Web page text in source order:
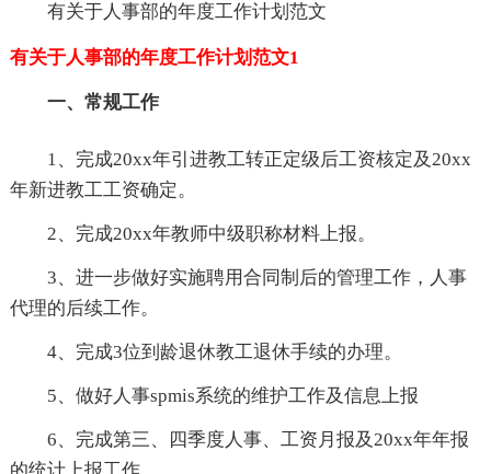
有关于人事部的年度工作计划范文
有关于人事部的年度工作计划范文1
一、常规工作
1、完成20xx年引进教工转正定级后工资核定及20xx
年新进教工工资确定。
2、完成20xx年教师中级职称材料上报。
3、进一步做好实施聘用合同制后的管理工作，人事
代理的后续工作。
4、完成3位到龄退休教工退休手续的办理。
5、做好人事spmis系统的维护工作及信息上报
6、完成第三、四季度人事、工资月报及20xx年年报